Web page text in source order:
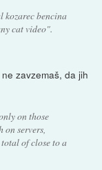
kozarec bencina
cat video".
zavzemaš, da jih
on those
servers,
of close to a